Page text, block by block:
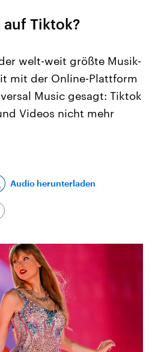
Tiktok?
welt-weit größte Musik-
mit der Online-Plattform
Music gesagt: Tiktok
Videos nicht mehr
Audio herunterladen